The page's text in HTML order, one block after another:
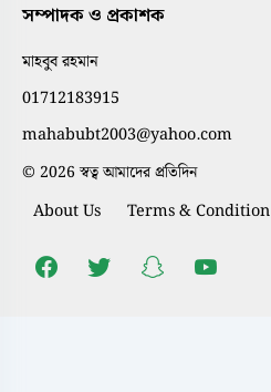
সম্পাদক ও প্রকাশক
মাহবুব রহমান
01712183915
mahabubt2003@yahoo.com
© 2026 স্বত্ব আমাদের প্রতিদিন
About Us Terms & Condition